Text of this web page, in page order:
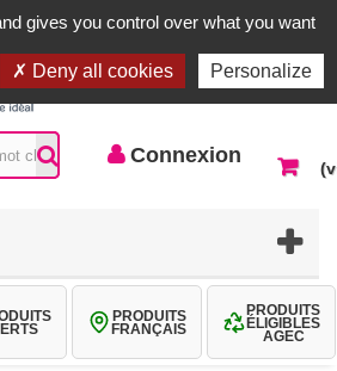
Contactez-nous
Connexion
PRODUITS
FRANÇAIS
PRODUITS
ÉLIGIBLES
AGEC
gives you control over what you want
Deny all cookies Personalize